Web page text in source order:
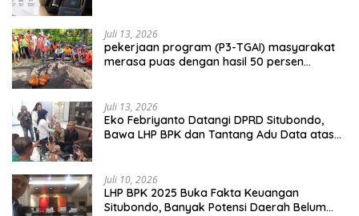
Juli 13, 2026
pekerjaan program (P3-TGAI) masyarakat
merasa puas dengan hasil 50 persen
Juli 13, 2026
Eko Febriyanto Datangi DPRD Situbondo,
Bawa LHP BPK dan Tantang Adu Data atas
Juli 10, 2026
LHP BPK 2025 Buka Fakta Keuangan
Situbondo, Banyak Potensi Daerah Belum